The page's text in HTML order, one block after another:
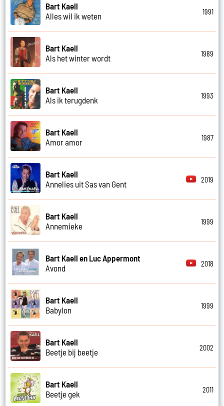
Bart Kaell
Alles wil ik weten
1991
Bart Kaell
Als het winter wordt
1989
Bart Kaell
Als ik terugdenk
1993
Bart Kaell
Amor amor
1987
Bart Kaell
Annelies uit Sas van Gent
2019
Bart Kaell
Annemieke
1999
Bart Kaell en Luc Appermont
Avond
2018
Bart Kaell
Babylon
1999
Bart Kaell
Beetje bij beetje
2002
Bart Kaell
Beetje gek
2011